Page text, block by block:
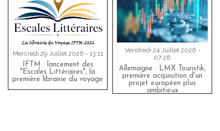
Mercredi 29 Juillet 2026 - 13:11
IFTM : lancement des
"Escales Littéraires", la
première librairie du voyage
Vendredi 24 Juillet 2026 -
07:28
Allemagne : LMX Touristik,
première acquisition d'un
projet européen plus
ambitieux